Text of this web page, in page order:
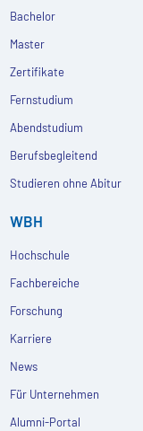
Bachelor
Master
Zertifikate
Fernstudium
Abendstudium
Berufsbegleitend
Studieren ohne Abitur
WBH
Hochschule
Fachbereiche
Forschung
Karriere
News
Für Unternehmen
Alumni-Portal